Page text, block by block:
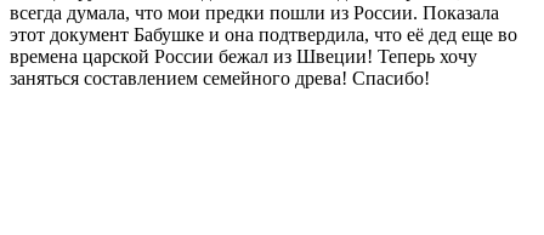
всегда думала, что мои предки пошли из России. Показала
этот документ Бабушке и она подтвердила, что её дед еще во
времена царской России бежал из Швеции! Теперь хочу
заняться составлением семейного древа! Спасибо!